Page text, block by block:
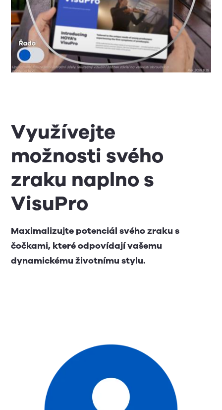
Využívejte
možnosti svého
zraku naplno s
VisuPro
Maximalizujte potenciál svého zraku s
čočkami, které odpovídají vašemu
dynamickému životnímu stylu.